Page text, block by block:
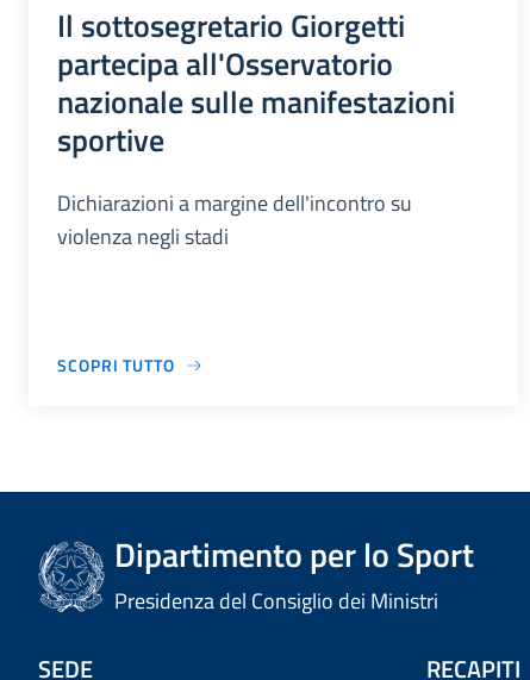
Il sottosegretario Giorgetti
partecipa all'Osservatorio
nazionale sulle manifestazioni
sportive
Dichiarazioni a margine dell'incontro su
violenza negli stadi
SCOPRI TUTTO
Dipartimento per lo Sport
Presidenza del Consiglio dei Ministri
SEDE RECAPITI